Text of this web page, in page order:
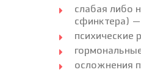
слабая либо
сфинктера) —
психические
осложнения